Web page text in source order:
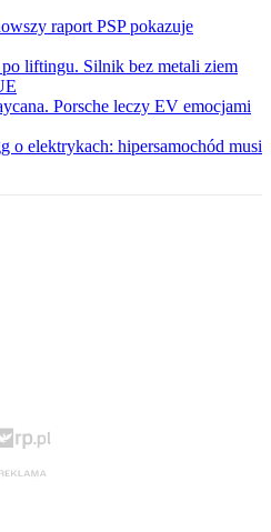
raport PSP pokazuje
liftingu. Silnik bez metali ziem
Porsche leczy EV emocjami
o elektrykach: hipersamochód musi